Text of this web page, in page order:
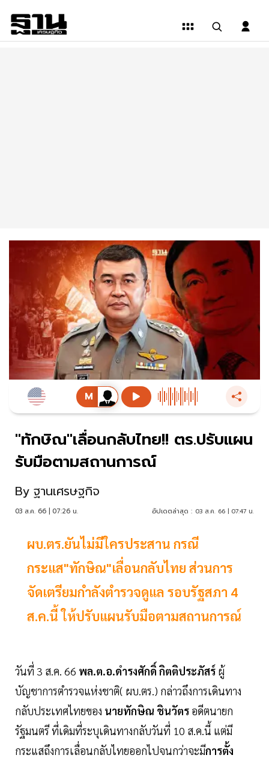
"ทักษิณ"เลื่อนกลับไทย!! ตร.ปรับแผน
รับมือตามสถานการณ์
By ฐานเศรษฐกิจ
03 ส.ค. 66 | 07:26 น. อัปเดตล่าสุด : 03 ส.ค. 66 | 07:47 น.
ผบ.ตร.ยันไม่มีใครประสาน กรณี
กระแส"ทักษิณ"เลื่อนกลับไทย ส่วนการ
จัดเตรียมกำลังตำรวจดูแล รอบรัฐสภา 4
ส.ค.นี้ ให้ปรับแผนรับมือตามสถานการณ์
วันที่ 3 ส.ค. 66 พล.ต.อ.ดำรงศักดิ์ กิตติประภัสร์ ผู้
บัญชาการตำรวจแห่งชาติ( ผบ.ตร.) กล่าวถึงการเดินทาง
กลับประเทศไทยของ นายทักษิณ ชินวัตร อดีตนายก
รัฐมนตรี ที่เดิมที่ระบุเดินทางกลับวันที่ 10 ส.ค.นี้ แต่มี
กระแสถึงการเลื่อนกลับไทยออกไปจนกว่าจะมีการตั้ง